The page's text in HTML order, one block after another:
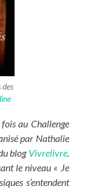
des
au Challenge
par Nathalie
blog Vivrelivre.
le niveau « Je
s’entendent